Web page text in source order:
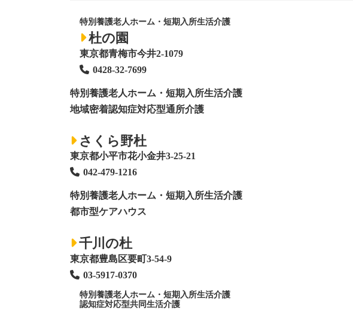
特別養護老人ホーム・短期入所生活介護
杜の園
東京都青梅市今井2-1079
0428-32-7699
特別養護老人ホーム ・短期入所生活介護
地域密着認知症対応型通所介護
さくら野杜
東京都小平市花小金井3-25-21
042-479-1216
特別養護老人ホーム ・短期入所生活介護
都市型ケアハウス
千川の杜
東京都豊島区要町3-54-9
03-5917-0370
特別養護老人ホーム ・短期入所生活介護
認知症対応型共同生活介護